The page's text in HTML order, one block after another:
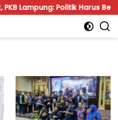
Politik Harus Beri